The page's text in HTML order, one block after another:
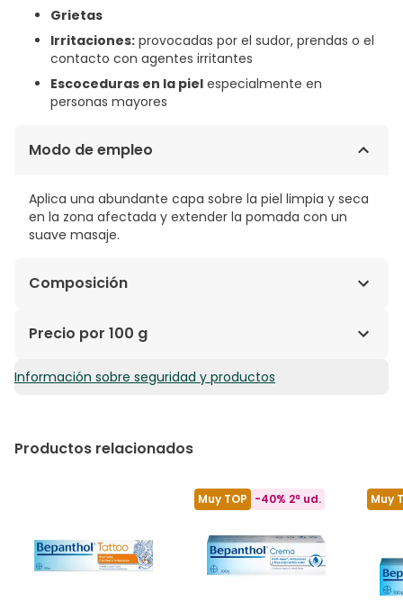
Grietas
Irritaciones: provocadas por el sudor, prendas o el
contacto con agentes irritantes
Escoceduras en la piel especialmente en
personas mayores
Modo de empleo
Aplica una abundante capa sobre la piel limpia y seca
en la zona afectada y extender la pomada con un
suave masaje.
Composición
AQUA, LANOLIN, PARAFFINUM LIQUIDUM, PETROLATUM,
CETYL ALCOHOL, STEARYL ALCOHOL, OZOKERITE,
GLYCERYL OLEATE, LANOLIN ALCOHOL.
Precio por 100 g
23,63€ / 100 g
Información sobre seguridad y productos
Productos relacionados
Muy TOP -40% 2ª ud. Muy